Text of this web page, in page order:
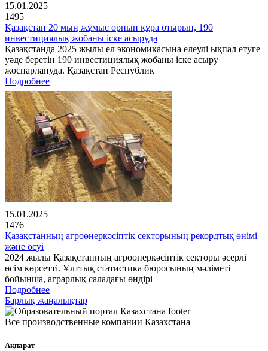
15.01.2025
1495
Қазақстан 20 мың жұмыс орнын құра отырып, 190
инвестициялық жобаны іске асыруда
Қазақстанда 2025 жылы ел экономикасына елеулі ықпал етуге
уәде беретін 190 инвестициялық жобаны іске асыру
жоспарлануда. Қазақстан Республик
Подробнее
15.01.2025
1476
Қазақстанның агроөнеркәсіптік секторының рекордтық өнімі
және өсуі
2024 жылы Қазақстанның агроөнеркәсіптік секторы әсерлі
өсім көрсетті. Ұлттық статистика бюросының мәліметі
бойынша, аграрлық саладағы өндірі
Подробнее
Барлық жаңалықтар
Все производственные компании Казахстана
Ақпарат